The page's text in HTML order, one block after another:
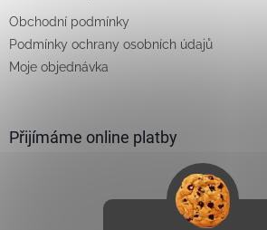
u
Obchodní podmínky
Podmínky ochrany osobních údajů
Moje objednávka
Přijímáme online platby